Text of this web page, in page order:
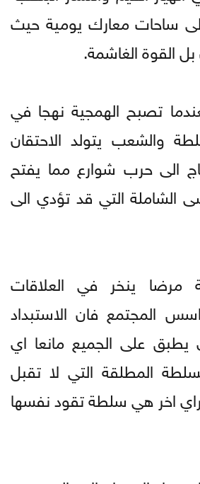
ساحات معارك يومية حيث
بل القوة الغاشمة.
تصبح الهمجية نهجا في
والشعب يتولد الاحتقان
الى حرب شوارع مما يفتح
الشاملة التي قد تؤدي الى
مرضا ينخر في العلاقات
المجتمع فان الاستبداد
على الجميع مانعا اي
المطلقة التي لا تقبل
اخر هي سلطة تقود نفسها